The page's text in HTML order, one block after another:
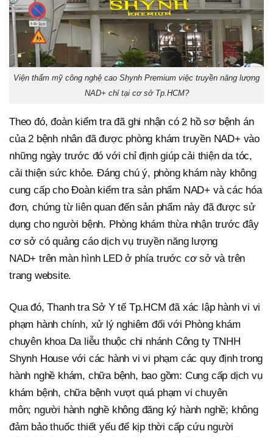
Viện thẩm mỹ công nghệ cao Shynh Premium việc truyền năng lượng
NAD+ chỉ tại cơ sở Tp.HCM?
Theo đó, đoàn kiểm tra đã ghi nhận có 2 hồ sơ bệnh án
của 2 bệnh nhân đã được phòng khám truyền NAD+ vào
những ngày trước đó với chỉ định giúp cải thiện da tóc,
cải thiện sức khỏe. Đáng chú ý, phòng khám này không
cung cấp cho Đoàn kiểm tra sản phẩm NAD+ và các hóa
đơn, chứng từ liên quan đến sản phẩm này đã được sử
dụng cho người bệnh. Phòng khám thừa nhận trước đây
cơ sở có quảng cáo dịch vụ truyền năng lượng
NAD+ trên màn hình LED ở phía trước cơ sở và trên
trang website.
Qua đó, Thanh tra Sở Y tế Tp.HCM đã xác lập hành vi vi
phạm hành chính, xử lý nghiêm đối với Phòng khám
chuyên khoa Da liễu thuộc chi nhánh Công ty TNHH
Shynh House với các hành vi vi phạm các quy định trong
hành nghề khám, chữa bệnh, bao gồm: Cung cấp dịch vụ
khám bệnh, chữa bệnh vượt quá phạm vi chuyên
môn; người hành nghề không đăng ký hành nghề; không
đảm bảo thuốc thiết yếu để kịp thời cấp cứu người